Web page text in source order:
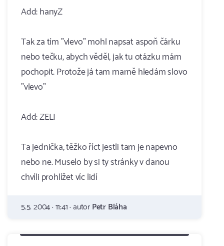
Add: hanyZ
Tak za tím "vlevo" mohl napsat aspoň čárku
nebo tečku, abych věděl, jak tu otázku mám
pochopit. Protože já tam marně hledám slovo
"vlevo"
Add: ZELI
Ta jednička, těžko říct jestli tam je napevno
nebo ne. Muselo by si ty stránky v danou
chvíli prohlížet víc lidí
5.5. 2004 · 11:41 · autorPetr Bláha